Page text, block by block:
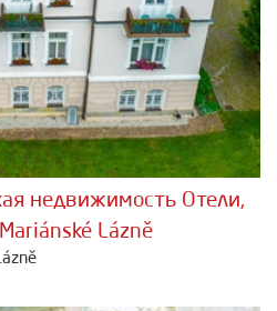
недвижимость Отели,
Lázně